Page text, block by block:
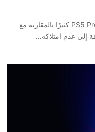
على الرغم من ارتفاع سعر جهاز PS5 Pro كثيرًا بالمقارنة مع